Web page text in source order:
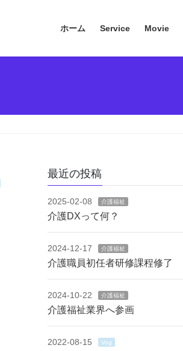
ホーム Service Movie
最近の投稿
2025-02-08 介護福祉
介護DXって何？
2024-12-17 介護福祉
介護職員初任者研修課程修了
2024-10-22 介護福祉
介護福祉業界へ参画
2022-08-15 Vog